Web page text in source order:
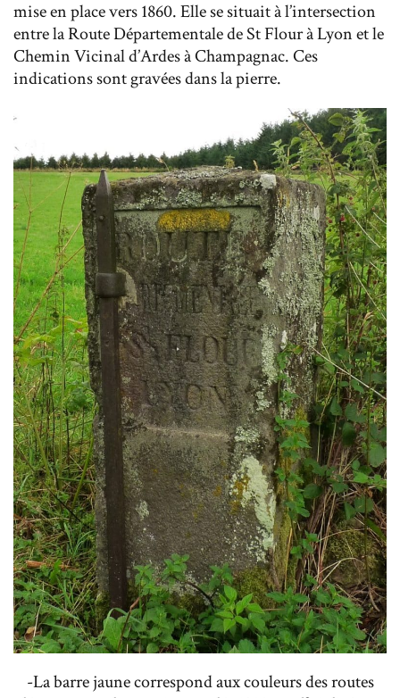
mise en place vers 1860. Elle se situait à l’intersection
entre la Route Départementale de St Flour à Lyon et le
Chemin Vicinal d’Ardes à Champagnac. Ces
indications sont gravées dans la pierre.
-La barre jaune correspond aux couleurs des routes